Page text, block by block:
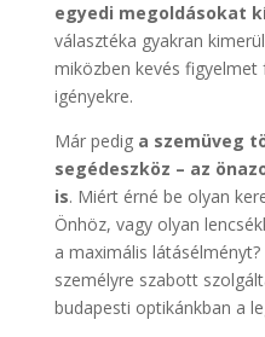
egyedi megoldásokat
választéka gyakran
miközben kevés figyelmet
igényekre.
Már pedig a szemüveg
segédeszköz – az
is. Miért érné be olyan
Önhöz, vagy olyan
a maximális
személyre szabott
budapesti optikánkban a